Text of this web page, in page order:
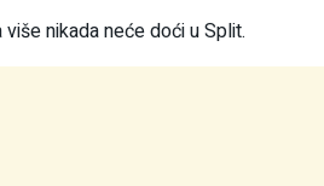
nikada neće doći u Split.